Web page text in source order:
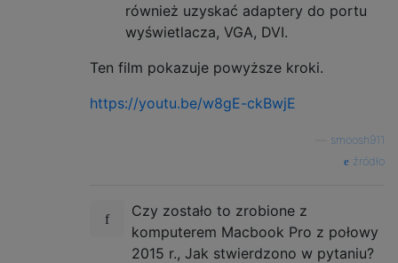
również uzyskać adaptery do portu
wyświetlacza, VGA, DVI.
Ten film pokazuje powyższe kroki.
https://youtu.be/w8gE-ckBwjE
smoosh911
źródło
Czy zostało to zrobione z
komputerem Macbook Pro z połowy
2015 r., Jak stwierdzono w pytaniu?